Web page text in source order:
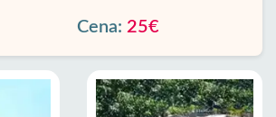
Cena: 25€